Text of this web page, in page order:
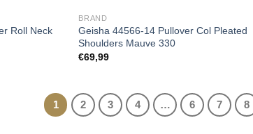
Roll Neck
BRAND
Geisha 44566-14 Pullover Col Pleated
Shoulders Mauve 330
€69,99
1 2 3 4 … 6 7 8